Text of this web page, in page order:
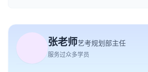
张老师艺考规划部主任
服务过众多学员